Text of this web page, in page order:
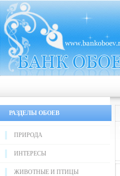
РАЗДЕЛЫ ОБОЕВ
ПРИРОДА
ИНТЕРЕСЫ
ЖИВОТНЫЕ И ПТИЦЫ